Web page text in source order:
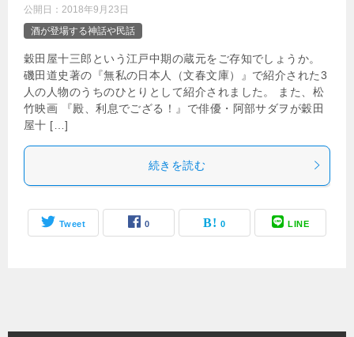
公開日： 2018年9月23日
酒が登場する神話や民話
穀田屋十三郎という江戸中期の蔵元をご存知でしょうか。
磯田道史著の『無私の日本人（文春文庫）』で紹介された3
人の人物のうちのひとりとして紹介されました。 また、松
竹映画 『殿、利息でござる！』で俳優・阿部サダヲが穀田
屋十 […]
続きを読む
Tweet 0 0 LINE